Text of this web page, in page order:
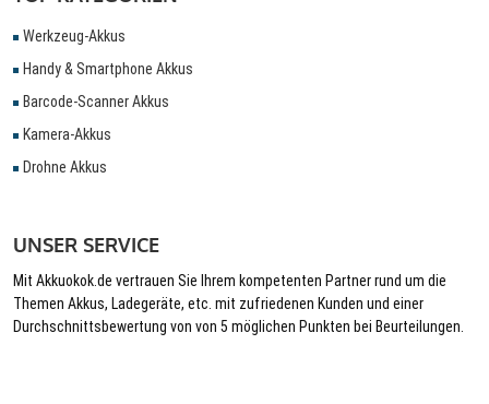
Werkzeug-Akkus
Handy & Smartphone Akkus
Barcode-Scanner Akkus
Kamera-Akkus
Drohne Akkus
UNSER SERVICE
Mit Akkuokok.de vertrauen Sie Ihrem kompetenten Partner rund um die
Themen Akkus, Ladegeräte, etc. mit zufriedenen Kunden und einer
Durchschnittsbewertung von von 5 möglichen Punkten bei Beurteilungen.